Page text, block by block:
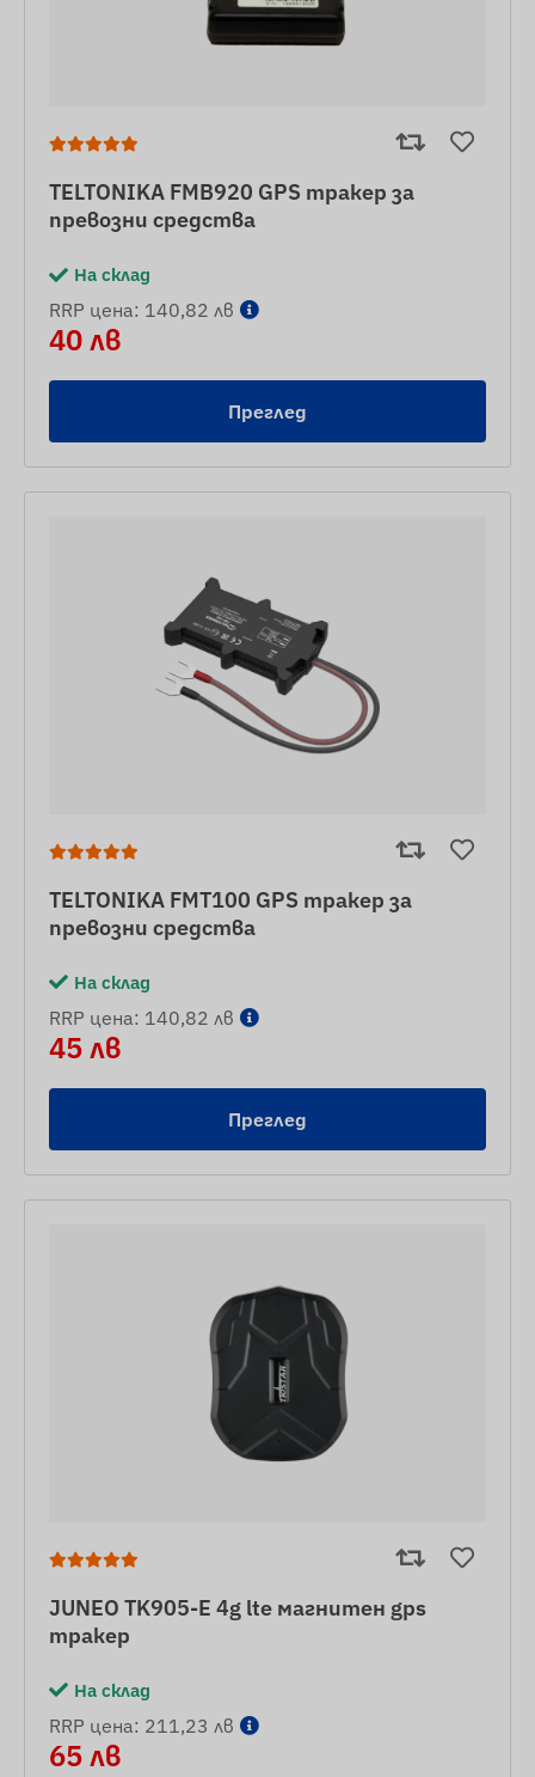
TELTONIKA FMB920 GPS тракер за
превозни средства
На склад
RRP цена: 140,82 лв
40 лв
Преглед
TELTONIKA FMT100 GPS тракер за
превозни средства
На склад
RRP цена: 140,82 лв
45 лв
Преглед
JUNEO TK905-E 4g lte магнитен gps
тракер
На склад
RRP цена: 211,23 лв
65 лв